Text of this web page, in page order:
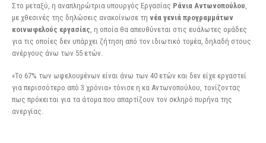
Στο μεταξύ, η αναπληρώτρια υπουργός Εργασίας Ράνια Αντωνοπούλου
με χθεσινές της δηλώσεις ανακοίνωσε τη νέα γενιά προγραμμάτων
κοινωφελούς εργασίας , η οποία θα απευθύνεται στις ευάλωτες ομάδες
για τις οποίες δεν υπάρχει ζήτηση από τον ιδιωτικό τομέα, δηλαδή στους
ανέργους άνω των 55 ετών.
«Το 67% των ωφελουμένων είναι άνω των 40 ετών και δεν είχε εργαστεί
για περισσότερο από 3 χρόνια» τόνισε η κα Αντωνοπούλου, τονίζοντας
πως πρόκειται για τα άτομα που απαρτίζουν τον σκληρό πυρήνα της
ανεργίας.